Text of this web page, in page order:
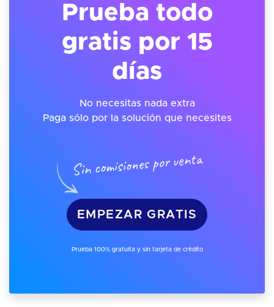
Prueba todo
gratis por 15
días
No necesitas nada extra
Paga sólo por la solución que necesites
Sin comisiones por venta
EMPEZAR GRATIS
Prueba 100% gratuita y sin tarjeta de crédito